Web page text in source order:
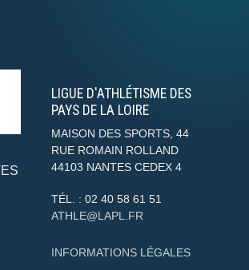
LIGUE D'ATHLÉTISME DES
PAYS DE LA LOIRE
MAISON DES SPORTS, 44
RUE ROMAIN ROLLAND
44103 NANTES CEDEX 4
TÉL. : 02 40 58 61 51
ATHLE@LAPL.FR
INFORMATIONS LÉGALES